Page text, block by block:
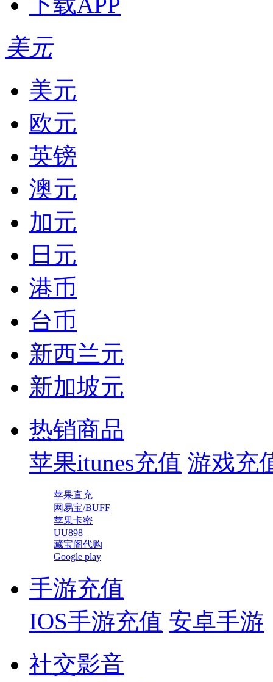
美元
美元
欧元
英镑
澳元
加元
日元
港币
台币
新西兰元
新加坡元
热销商品
苹果itunes充值 游戏充
苹果直充
网易宝/BUFF
苹果卡密
UU898
藏宝阁代购
Google play
手游充值
IOS手游充值 安卓手游
社交影音